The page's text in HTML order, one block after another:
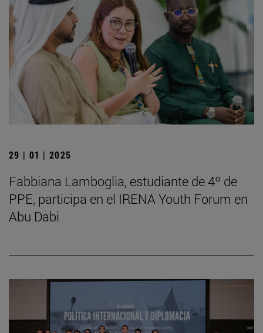
29 | 01 | 2025
Fabbiana Lamboglia, estudiante de 4º de
PPE, participa en el IRENA Youth Forum en
Abu Dabi